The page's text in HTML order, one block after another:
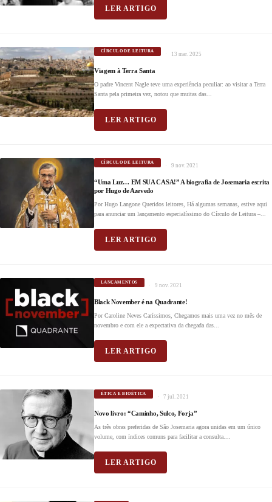
LER ARTIGO
CÍRCULO DE LEITURA 13 mar. 2025
Viagem à Terra Santa
O padre Vincent Nagle teve uma experiência peculiar: ao visitar a Terra
Santa pela primeira vez, notou que muitas das...
LER ARTIGO
CÍRCULO DE LEITURA 9 nov. 2021
“Uma Luz… EM SUA CASA!” A biografia de Josemaria escrita
por Hugo de Azevedo
Por Hugo Langone Queridos leitores, Há algumas semanas, estive aqui
para anunciar um lançamento especialíssimo do Círculo de Leitura –...
LER ARTIGO
LANÇAMENTOS 9 nov. 2021
Black November é na Quadrante!
Por Caroline Neves Caríssimos, Chegamos mais uma vez no mês de
novembro e com ele a expectativa da chegada das...
LER ARTIGO
ÉTICA E BIOÉTICA 7 jul. 2021
Novo livro: “Caminho, Sulco, Forja”
As três obras preferidas de São Josemaria agora unidas em um único
volume, com índices comuns para facilitar a consulta....
LER ARTIGO